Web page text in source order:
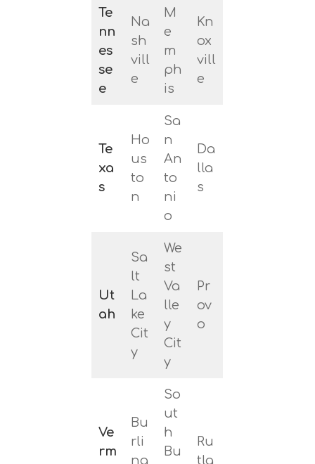
Te
nn
es
se
e
Na
sh
vill
e
M
e
m
ph
is
Kn
ox
vill
e
Te
xa
s
Ho
us
to
n
Sa
n
An
to
ni
o
Da
lla
s
Ut
ah
Sa
lt
La
ke
Cit
y
We
st
Va
lle
y
Cit
y
Pr
ov
o
Ve
rm
Bu
rli
ng
So
ut
h
Bu
Ru
tla